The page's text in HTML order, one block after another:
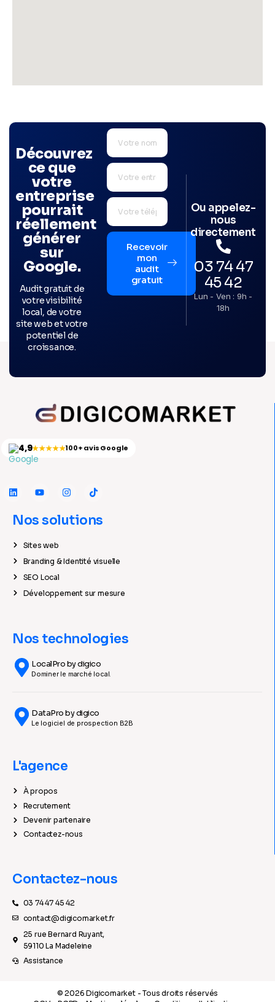
Découvrez
ce que
votre
entreprise
pourrait
réellement
générer
sur
Google.
Audit gratuit de
votre visibilité
local, de votre
site web et votre
potentiel de
croissance.
Recevoir
mon
audit
gratuit
Ou appelez-
nous
directement
03 74 47
45 42
Lun - Ven : 9h -
18h
4,9★★★★★100+ avis Google
Nos solutions
Sites web
Branding & Identité visuelle
SEO Local
Développement sur mesure
Nos technologies
LocalPro by digico
Dominer le marché local.
DataPro by digico
Le logiciel de prospection B2B
L'agence
À propos
Recrutement
Devenir partenaire
Contactez-nous
Contactez-nous
03 74 47 45 42
contact@digicomarket.fr
25 rue Bernard Ruyant,
59110 La Madeleine
Assistance
© 2026 Digicomarket - Tous droits réservés